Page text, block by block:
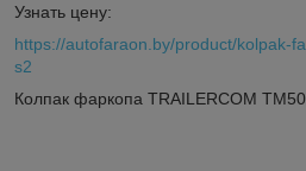
Узнать цену:
https://autofaraon.by/product/kolpak-
s2
Колпак фаркопа TRAILERCOM